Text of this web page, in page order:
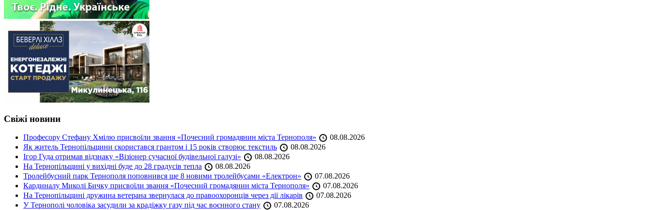
Свіжі новини
Професору Стефану Хмілю присвоїли звання «Почесний громадянин міста Тернополя»
08.08.2026
Як житель Тернопільщини скористався грантом і 15 років створює текстиль
08.08.2026
Ігор Гуда отримав відзнаку «Візіонер сучасної будівельної галузі»
08.08.2026
На Тернопільщині у вихідні буде до 28 градусів тепла
08.08.2026
Тролейбусний парк Тернополя поповнився ще 8 новими тролейбусами «Електрон»
07.08.2026
Кардиналу Миколі Бичку присвоїли звання «Почесний громадянин міста Тернополя»
07.08.2026
На Тернопільщині дружина ветерана звернулася до правоохоронців через дії лікарів
07.08.2026
У Тернополі чоловіка засудили за крадіжку газу під час воєнного стану
07.08.2026